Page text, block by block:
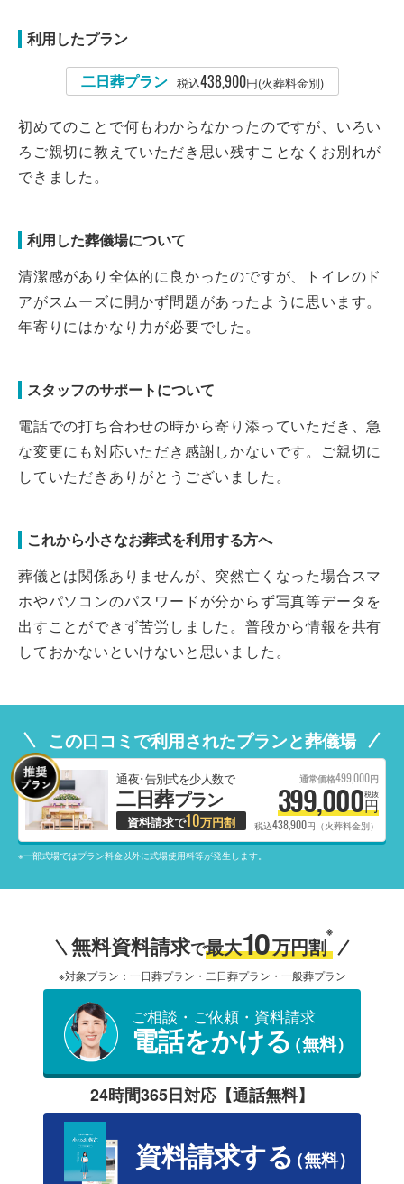
利用したプラン
二日葬プラン 税込438,900円(火葬料金別)
初めてのことで何もわからなかったのですが、いろい
ろご親切に教えていただき思い残すことなくお別れが
できました。
利用した葬儀場について
清潔感があり全体的に良かったのですが、トイレのド
アがスムーズに開かず問題があったように思います。
年寄りにはかなり力が必要でした。
スタッフのサポートについて
電話での打ち合わせの時から寄り添っていただき、急
な変更にも対応いただき感謝しかないです。ご親切に
していただきありがとうございました。
これから小さなお葬式を利用する方へ
葬儀とは関係ありませんが、突然亡くなった場合スマ
ホやパソコンのパスワードが分からず写真等データを
出すことができず苦労しました。普段から情報を共有
しておかないといけないと思いました。
この口コミで利用されたプランと葬儀場
通夜･告別式を少人数で
二日葬プラン
資料請求で10万円割
通常価格499,000円
399,000円
税抜
税込438,900円（火葬料金別）
※一部式場ではプラン料金以外に式場使用料等が発生します。
無料資料請求で最大10万円割
※
※対象プラン：一日葬プラン・二日葬プラン・一般葬プラン
ご相談・ご依頼・資料請求
電話をかける（無料）
24時間365日対応【通話無料】
資料請求する（無料）